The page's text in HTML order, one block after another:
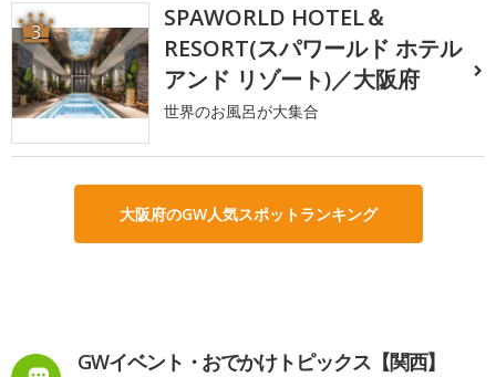
3
SPAWORLD HOTEL＆
RESORT(スパワールド ホテル
アンド リゾート)／大阪府
世界のお風呂が大集合
大阪府のGW人気スポットランキング
GWイベント・おでかけトピックス【関西】